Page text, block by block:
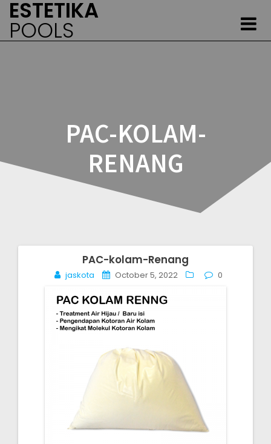
ESTETIKA
POOLS
PAC-KOLAM-
RENANG
PAC-kolam-Renang
jaskota October 5, 2022 0
navigation